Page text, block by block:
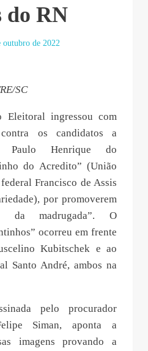
do RN
outubro de 2022
SC
Eleitoral ingressou com
contra os candidatos a
Paulo Henrique do
do Acredito” (União
Francisco de Assis
por promoverem
da madrugada”. O
ocorreu em frente
Kubitschek e ao
Santo André, ambos na
pelo procurador
Siman, aponta a
imagens provando a